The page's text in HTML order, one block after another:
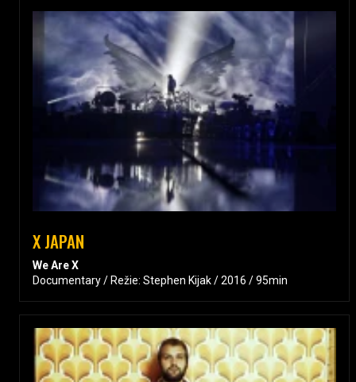
X JAPAN
We Are X
Documentary / Režie: Stephen Kijak / 2016 / 95min